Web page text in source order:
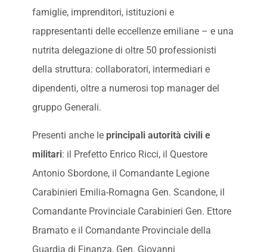
famiglie, imprenditori, istituzioni e
rappresentanti delle eccellenze emiliane – e una
nutrita delegazione di oltre 50 professionisti
della struttura: collaboratori, intermediari e
dipendenti, oltre a numerosi top manager del
gruppo Generali.
Presenti anche le principali autorità civili e
militari: il Prefetto Enrico Ricci, il Questore
Antonio Sbordone, il Comandante Legione
Carabinieri Emilia-Romagna Gen. Scandone, il
Comandante Provinciale Carabinieri Gen. Ettore
Bramato e il Comandante Provinciale della
Guardia di Finanza, Gen. Giovanni